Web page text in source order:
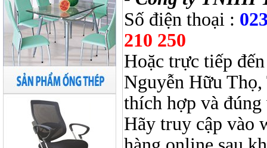
Số điện thoại :
210 250
Hoặc trực tiếp
Nguyễn Hữu Thọ,
thích hợp và
Hãy truy cập vào